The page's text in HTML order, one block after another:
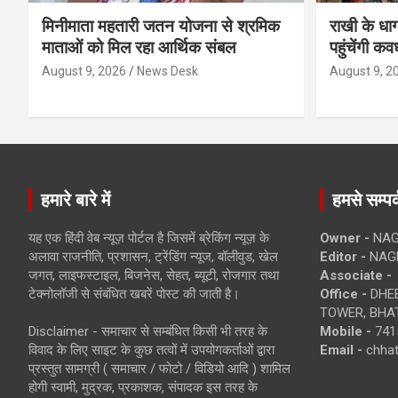
मिनीमाता महतारी जतन योजना से श्रमिक
माताओं को मिल रहा आर्थिक संबल
August 9, 2026 News Desk
राखी के
पहुंचेंगी
August 9,
हमारे बारे में
यह एक हिंदी वेब न्यूज़ पोर्टल है जिसमें ब्रेकिंग न्यूज़ के
अलावा राजनीति, प्रशासन, ट्रेंडिंग न्यूज, बॉलीवुड, खेल
जगत, लाइफस्टाइल, बिजनेस, सेहत, ब्यूटी, रोजगार तथा
टेक्नोलॉजी से संबंधित खबरें पोस्ट की जाती है।
Disclaimer - समाचार से सम्बंधित किसी भी तरह के
विवाद के लिए साइट के कुछ तत्वों में उपयोगकर्ताओं द्वारा
प्रस्तुत सामग्री ( समाचार / फोटो / विडियो आदि ) शामिल
होगी स्वामी, मुद्रक, प्रकाशक, संपादक इस तरह के
हमसे
Owner -
Editor -
Associate -
Office -
TOWER,
Mobile -
Email -